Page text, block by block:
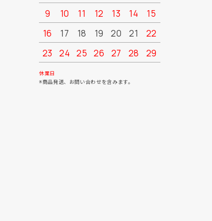
9
10 11 12 13 14
15
16
17 18 19 20 21
22
23
24 25 26 27 28
29
30
休業日
※商品発送、お問い合わせを含みます。